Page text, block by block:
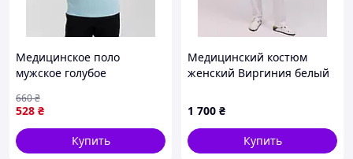
Медицинское поло
мужское голубое
528 ₴
660₴
Купить
Медицинский костюм
женский Виргиния белый
1 700 ₴
Купить